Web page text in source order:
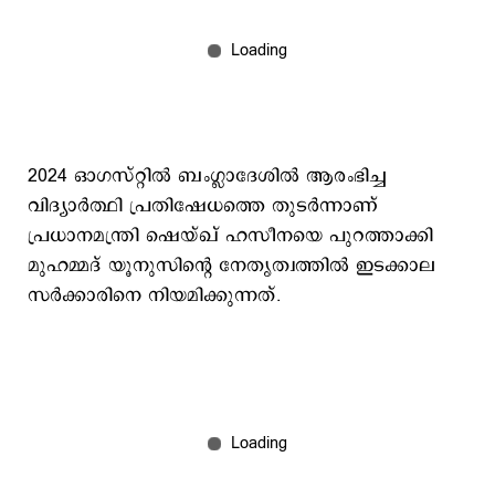
2024 ഓ​ഗസ്റ്റിൽ ബംഗ്ലാദേശിൽ ആരംഭിച്ച
വിദ്യാർത്ഥി പ്രതിഷേധത്തെ തുടർന്നാണ്
പ്രധാനമന്ത്രി ഷെയ്ഖ് ഹസീനയെ പുറത്താക്കി
മുഹമ്മദ് യൂനുസിന്റെ നേതൃത്വത്തിൽ ഇടക്കാല
സർക്കാരിനെ നിയമിക്കുന്നത്.